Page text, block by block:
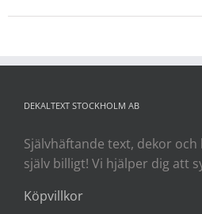
DEKALTEXT STOCKHOLM AB
Självhäftande text, dekor
själv billigt! Vi hjälper dig att
Köpvillkor